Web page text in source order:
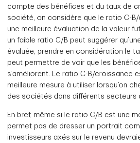
compte des bénéfices et du taux de
société, on considère que le ratio C-
une meilleure évaluation de la valeur
un faible ratio C/B peut suggérer
évaluée, prendre en considération le
peut permettre de voir que les
s’améliorent. Le ratio C-B/croissance
meilleure mesure à utiliser lorsqu’on
des sociétés dans différents secteurs
En bref, même si le ratio C/B est une
permet pas de dresser un portrait
investisseurs axés sur le revenu